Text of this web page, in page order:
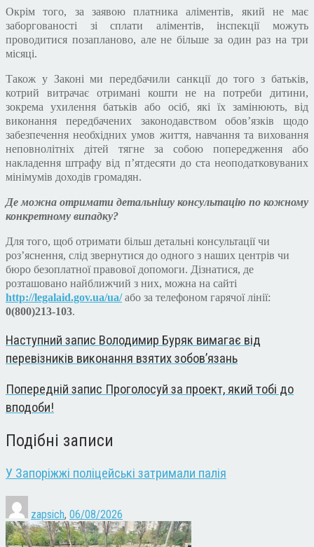
Окрім того, за заявою платника аліментів, який не має
заборгованості зі сплати аліментів, інспекції можуть
проводитися позапланово, але не більше за один раз на три
місяці.
Також у Законі ми передбачили санкції до того з батьків,
котрий витрачає отримані кошти не на потреби дитини,
зокрема ухилення батьків або осіб, які їх замінюють, від
виконання передбачених законодавством обов’язків щодо
забезпечення необхідних умов життя, навчання та виховання
неповнолітніх дітей тягне за собою попередження або
накладення штрафу від п’ятдесяти до ста неоподатковуваних
мінімумів доходів громадян.
Де можна отримати детальнішу консультацію по кожному
конкретному випадку?
Для того, щоб отримати більш детальні консультації чи
роз’яснення, слід звернутися до одного з наших центрів чи
бюро безоплатної правової допомоги. Дізнатися, де
розташовано найближчий з них, можна на сайті
http://legalaid.gov.ua/ua/або за телефоном гарячої лінії:
0(800)213-103.
Наступний запис Володимир Буряк вимагає від
перевізників виконання взятих зобов’язань
Попередній запис Проголосуй за проект, який тобі до
вподоби!
Подібні записи
У Запоріжжі поліцейські затримали палія
zapsich, 06/08/2026